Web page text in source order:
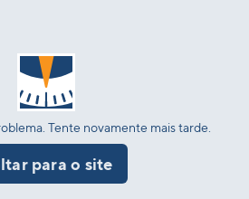
Tente novamente mais tarde.
para o site